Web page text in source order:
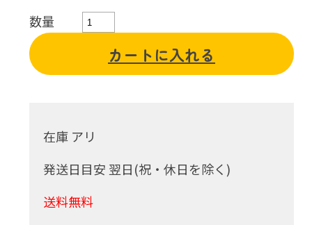
数量
カートに入れる
在庫 アリ
発送日目安 翌日(祝・休日を除く)
送料無料